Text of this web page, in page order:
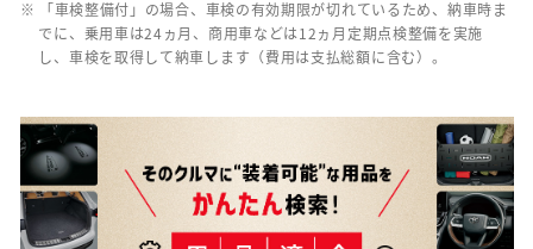
※ 「車検整備付」の場合、車検の有効期限が切れているため、納車時ま
でに、乗用車は24ヵ月、商用車などは12ヵ月定期点検整備を実施
し、車検を取得して納車します（費用は支払総額に含む）。